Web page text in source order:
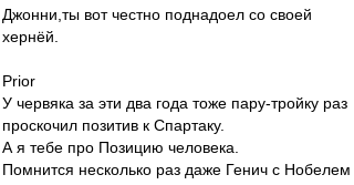
Джонни,ты вот честно поднадоел со своей
хернёй.
Prior
У червяка за эти два года тоже пару-тройку раз
проскочил позитив к Спартаку.
А я тебе про Позицию человека.
Помнится несколько раз даже Генич с Нобелем